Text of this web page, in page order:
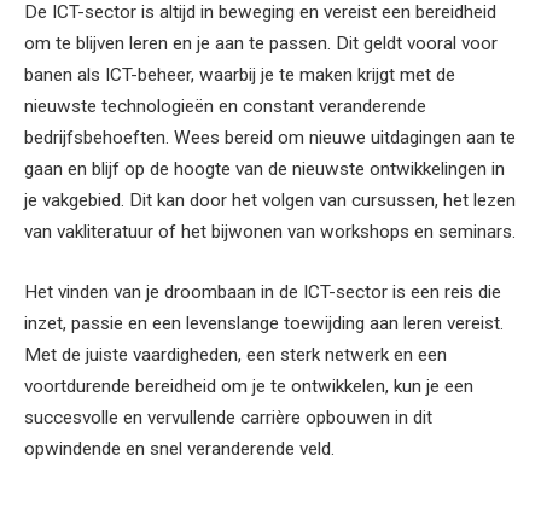
De ICT-sector is altijd in beweging en vereist een bereidheid
om te blijven leren en je aan te passen. Dit geldt vooral voor
banen als ICT-beheer, waarbij je te maken krijgt met de
nieuwste technologieën en constant veranderende
bedrijfsbehoeften. Wees bereid om nieuwe uitdagingen aan te
gaan en blijf op de hoogte van de nieuwste ontwikkelingen in
je vakgebied. Dit kan door het volgen van cursussen, het lezen
van vakliteratuur of het bijwonen van workshops en seminars.
Het vinden van je droombaan in de ICT-sector is een reis die
inzet, passie en een levenslange toewijding aan leren vereist.
Met de juiste vaardigheden, een sterk netwerk en een
voortdurende bereidheid om je te ontwikkelen, kun je een
succesvolle en vervullende carrière opbouwen in dit
opwindende en snel veranderende veld.